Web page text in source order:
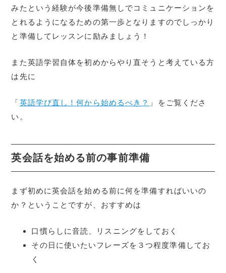
みたという経験が今後準備無しでコミュニケーションを
とれるようになるための第一歩となりますのでしっかり
と準備してレッスンに励みましょう！
また英語学習自体を初めからやり直そうと考えている方
は先に
「英語学び直し！何から始めるべき？ 」をご覧くださ
い。
英会話を始める前の事前準備
まず初めに英会話を始める前に何を準備すればいいの
か？ということですが、おすすめは
口慣らしに音読、リスニングをしておく
その日に使いたいフレーズを３つ程度準備してお
く